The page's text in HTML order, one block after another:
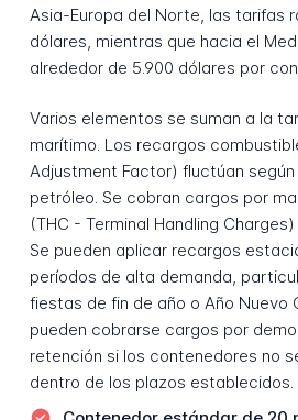
Asia-Europa del Norte, las tarifas
dólares, mientras que hacia el
alrededor de 5.900 dólares por
Varios elementos se suman a la
marítimo. Los recargos
Adjustment Factor) fluctúan
petróleo. Se cobran cargos por
(THC - Terminal Handling
Se pueden aplicar recargos
períodos de alta demanda,
fiestas de fin de año o Año Nuevo
pueden cobrarse cargos por
retención si los contenedores no
dentro de los plazos establecidos.